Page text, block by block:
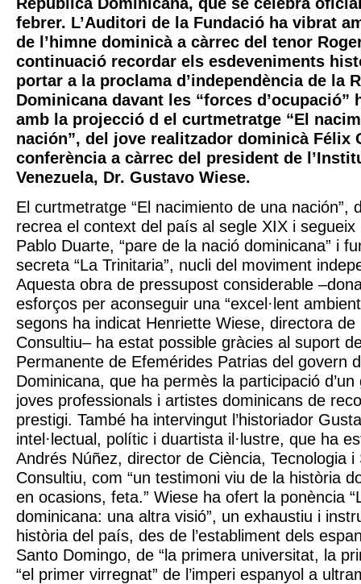
febrer. L’Auditori de la Fundació ha vibrat
de l’himne dominicà a càrrec del tenor
continuació recordar els esdeveniments
portar a la proclama d’independència de la
Dominicana davant les “forces d’ocupació”
amb la projecció d el curtmetratge “El
nación”, del jove realitzador dominicà Félix
conferència a càrrec del president de
Venezuela, Dr. Gustavo Wiese.
El curtmetratge “El nacimiento de una nación”,
recrea el context del país al segle XIX i segueix
Pablo Duarte, “pare de la nació dominicana” i
secreta “La Trinitaria”, nucli del moviment
Aquesta obra de pressupost considerable
esforços per aconseguir una “excel·lent
segons ha indicat Henriette Wiese, directora de
Consultiu– ha estat possible gràcies al suport
Permanente de Efemérides Patrias del govern
Dominicana, que ha permès la participació
joves professionals i artistes dominicans de
prestigi. També ha intervingut l’historiador
intel·lectual, polític i duartista il·lustre, que ha
Andrés Núñez, director de Ciència, Tecnologia i
Consultiu, com “un testimoni viu de la història
en ocasions, feta.” Wiese ha ofert la ponència
dominicana: una altra visió”, un exhaustiu i
història del país, des de l’establiment dels
Santo Domingo, de “la primera universitat, la
“el primer virregnat” de l’imperi espanyol a